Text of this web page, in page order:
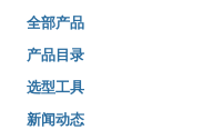
全部产品
产品目录
选型工具
新闻动态